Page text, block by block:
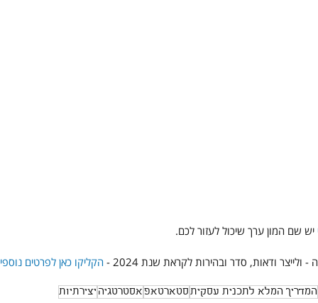
יש שם המון ערך שיכול לעזור לכם.
הקליקו כאן לפרטים
המדריך המלא לתכנית עסקית סטארטאפ אסטרטגיה יצירתיות